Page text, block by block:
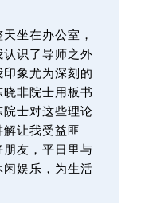
坐在办公室，
识了导师之外
象尤为深刻的
非院士用板书
士对这些理论
让我受益匪
友，平日里与
娱乐，为生活